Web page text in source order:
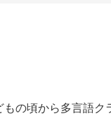
の頃から多言語ク